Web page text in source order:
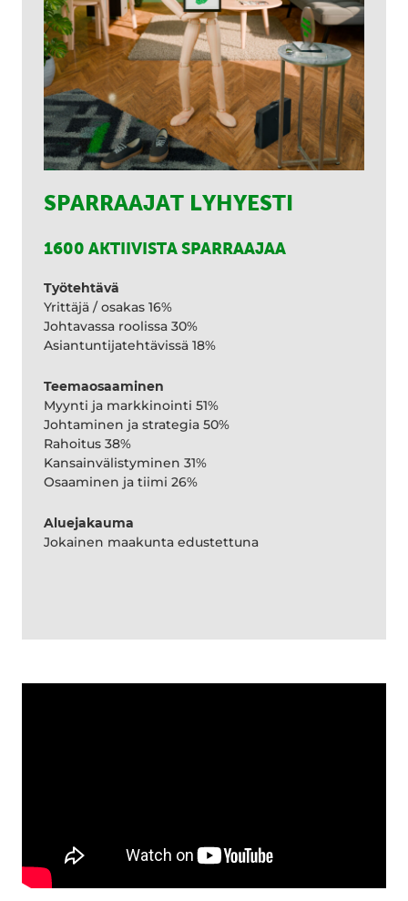
SPARRAAJAT LYHYESTI
1600 AKTIIVISTA SPARRAAJAA
Työtehtävä
Yrittäjä / osakas 16%
Johtavassa roolissa 30%
Asiantuntijatehtävissä 18%
Teemaosaaminen
Myynti ja markkinointi 51%
Johtaminen ja strategia 50%
Rahoitus 38%
Kansainvälistyminen 31%
Osaaminen ja tiimi 26%
Aluejakauma
Jokainen maakunta edustettuna